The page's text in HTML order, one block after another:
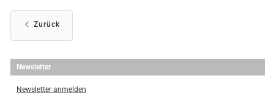
Zurück
Newsletter
Newsletter anmelden